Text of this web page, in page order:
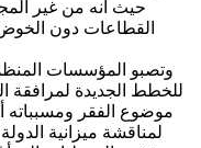
حيث انه من غير
القطاعات دون
وتصبو المؤسسات
للخطط الجديدة لمرافقة
موضوع الفقر ومسبباته